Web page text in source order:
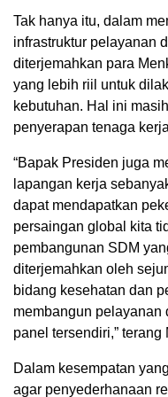
Tak hanya itu, dalam
infrastruktur pelayanan
diterjemahkan para
yang lebih riil untuk
kebutuhan. Hal ini
penyerapan tenaga
“Bapak Presiden juga
lapangan kerja
dapat mendapatkan
persaingan global kita
pembangunan SDM
diterjemahkan oleh
bidang kesehatan dan
membangun pelayanan
panel tersendiri,” terang
Dalam kesempatan
agar penyederhanaan